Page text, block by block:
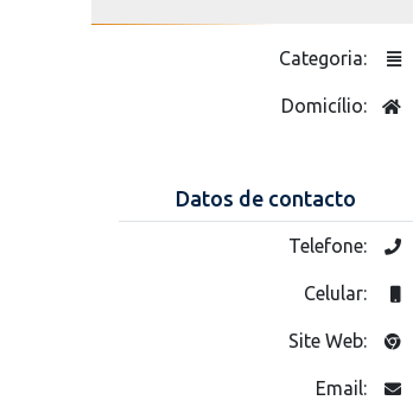
Categoria:
Domicílio:
Datos de contacto
Telefone:
Celular:
Site Web:
Email: